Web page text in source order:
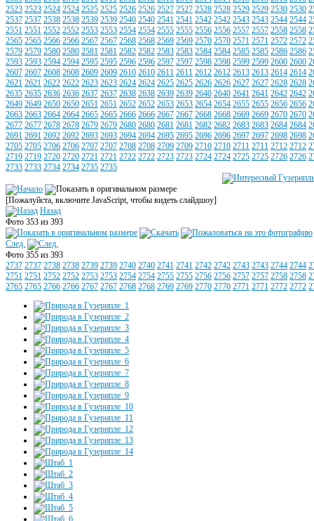
2523 2523 2524 2524 2525 2525 2526 2526 2527 2527 2528 2528 2529 2529 2530 2530
2537 2537 2538 2538 2539 2539 2540 2540 2541 2541 2542 2542 2543 2543 2544 2544
2551 2551 2552 2552 2553 2553 2554 2554 2555 2555 2556 2556 2557 2557 2558 2558
2565 2565 2566 2566 2567 2567 2568 2568 2569 2569 2570 2570 2571 2571 2572 2572
2579 2579 2580 2580 2581 2581 2582 2582 2583 2583 2584 2584 2585 2585 2586 2586
2593 2593 2594 2594 2595 2595 2596 2596 2597 2597 2598 2598 2599 2599 2600 2600
2607 2607 2608 2608 2609 2609 2610 2610 2611 2611 2612 2612 2613 2613 2614 2614
2621 2621 2622 2622 2623 2623 2624 2624 2625 2625 2626 2626 2627 2627 2628 2628
2635 2635 2636 2636 2637 2637 2638 2638 2639 2639 2640 2640 2641 2641 2642 2642
2649 2649 2650 2650 2651 2651 2652 2652 2653 2653 2654 2654 2655 2655 2656 2656
2663 2663 2664 2664 2665 2665 2666 2666 2667 2667 2668 2668 2669 2669 2670 2670
2677 2677 2678 2678 2679 2679 2680 2680 2681 2681 2682 2682 2683 2683 2684 2684
2691 2691 2692 2692 2693 2693 2694 2694 2695 2695 2696 2696 2697 2697 2698 2698
2705 2705 2706 2706 2707 2707 2708 2708 2709 2709 2710 2710 2711 2711 2712 2712
2719 2719 2720 2720 2721 2721 2722 2722 2723 2723 2724 2724 2725 2725 2726 2726
2733 2733 2734 2734 2735 2735
[Пожалуйста, включите JavaScript, чтобы видеть слайдшоу]
Назад
Фото 353 из 393
След.
Фото 355 из 393
2737 2737 2738 2738 2739 2739 2740 2740 2741 2741 2742 2742 2743 2743 2744 2744
2751 2751 2752 2752 2753 2753 2754 2754 2755 2755 2756 2756 2757 2757 2758 2758
2765 2765 2766 2766 2767 2767 2768 2768 2769 2769 2770 2770 2771 2771 2772 2772